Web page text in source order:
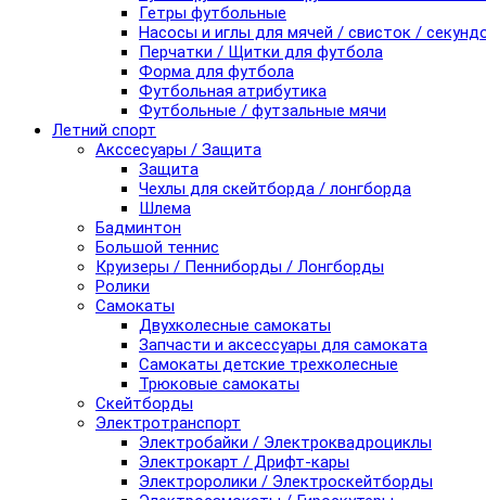
Гетры футбольные
Насосы и иглы для мячей / свисток /
Перчатки / Щитки для футбола
Форма для футбола
Футбольная атрибутика
Футбольные / футзальные мячи
Летний спорт
Акссесуары / Защита
Защита
Чехлы для скейтборда / лонгборда
Шлема
Бадминтон
Большой теннис
Круизеры / Пенниборды / Лонгборды
Ролики
Самокаты
Двухколесные самокаты
Запчасти и аксессуары для самоката
Самокаты детские трехколесные
Трюковые самокаты
Скейтборды
Электротранспорт
Электробайки / Электроквадроциклы
Электрокарт / Дрифт-кары
Электроролики / Электроскейтборды